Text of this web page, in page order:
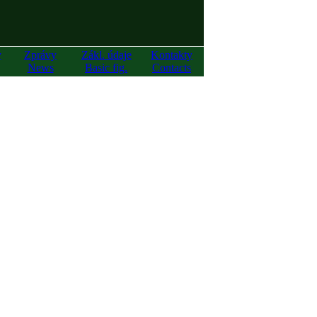
Zprávy
News
Zákl. údaje
Basic fig.
Kontakty
Contacts